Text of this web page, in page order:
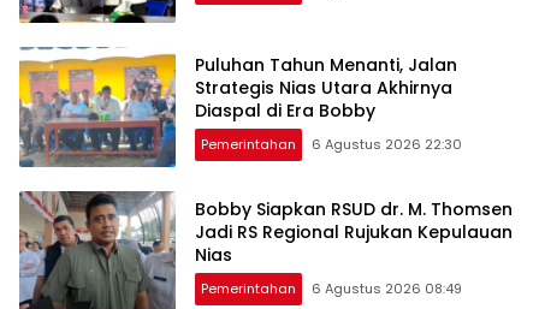
Puluhan Tahun Menanti, Jalan
Strategis Nias Utara Akhirnya
Diaspal di Era Bobby
Pemerintahan 6 Agustus 2026 22:30
Bobby Siapkan RSUD dr. M. Thomsen
Jadi RS Regional Rujukan Kepulauan
Nias
Pemerintahan 6 Agustus 2026 08:49